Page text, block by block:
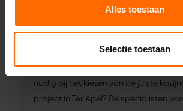
Alles toestaan
Selectie toestaan
kozijnen voor jouw
Heb je vragen over onze producten of
nodig bij het kiezen van de juiste
project in Ter Apel? De specialisten